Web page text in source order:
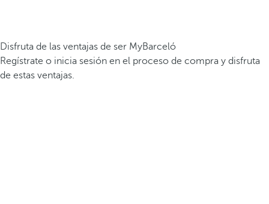
Disfruta de las ventajas de ser MyBarceló
Regístrate o inicia sesión en el proceso de compra y disfruta
de estas ventajas.